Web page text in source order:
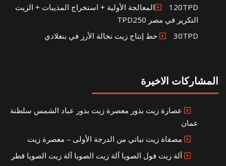
120TPDالمعالجة الأولية + استخراج المذيبات + الزيت
التكرير في مصر TPD250
30TPD خط إنتاج زيت نخالة الأرز في بنغلادي
المشاركات الاخيرة
عصارة زيت بذور معصرة زيت بذور عباد الشمس سلطنة
عمان
مصفاة زيت نباتي من الدرجة الأولى – معصرة زيت
آلة زيت فول الصويا آلة زيت الصويا آلة زيت الصويا قطر